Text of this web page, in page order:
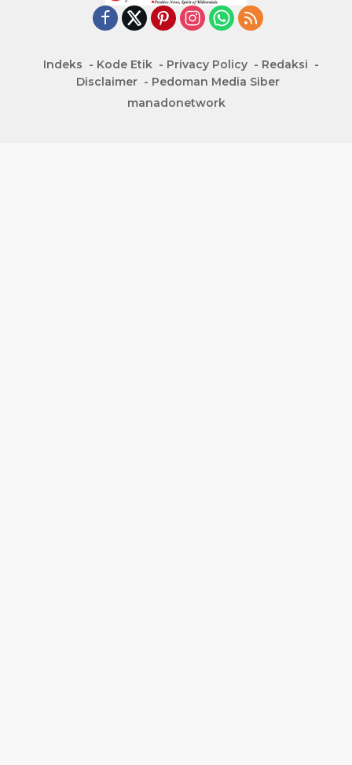
Indeks Kode Etik Privacy Policy
Redaksi
Disclaimer
Pedoman Media Siber
manadonetwork